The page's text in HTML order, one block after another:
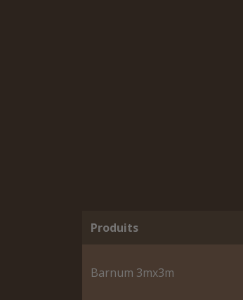
Produits
Barnum 3mx3m